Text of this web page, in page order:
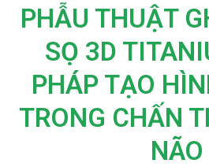
PHẪU THUẬT
SỌ 3D
PHÁP TẠO
TRONG CHẤN
NÃO